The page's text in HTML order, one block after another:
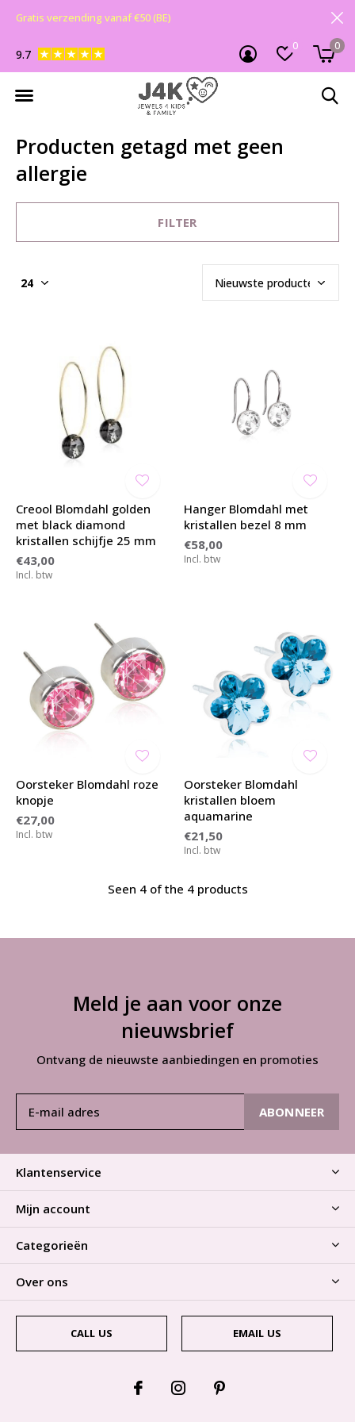
0 0
9.7
Gratis verzending vanaf €50 (BE)
Producten getagd met geen
allergie
FILTER
Creool Blomdahl golden
met black diamond
kristallen schijfje 25 mm
€43,00
Incl. btw
Hanger Blomdahl met
kristallen bezel 8 mm
€58,00
Incl. btw
Oorsteker Blomdahl roze
knopje
€27,00
Incl. btw
Oorsteker Blomdahl
kristallen bloem
aquamarine
€21,50
Incl. btw
Seen 4 of the 4 products
Meld je aan voor onze
nieuwsbrief
Ontvang de nieuwste aanbiedingen en promoties
ABONNEER
Klantenservice
Mijn account
Categorieën
Over ons
CALL US EMAIL US